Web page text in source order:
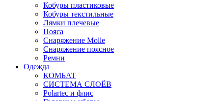
Кобуры пластиковые
Кобуры текстильные
Лямки плечевые
Пояса
Снаряжение Molle
Снаряжение поясное
Ремни
Одежда
КОМБАТ
СИСТЕМА СЛОЁВ
Polartec и флис